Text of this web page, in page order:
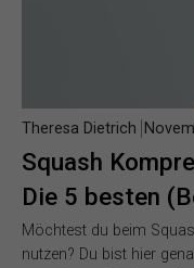
Squash
Die 5 besten
Theresa Dietrich
Möchtest du beim
nutzen? Du bist hier